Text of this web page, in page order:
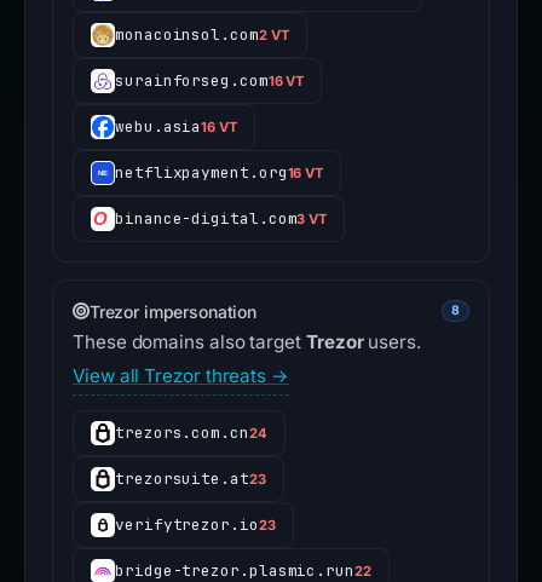
monacoinsol.com2 VT
surainforseg.com16 VT
webu.asia16 VT
netflixpayment.org16 VT
binance-digital.com3 VT
Trezor impersonation 8
These domains also target Trezorusers.
View all Trezor threats →
trezors.com.cn24
trezorsuite.at23
verifytrezor.io23
bridge-trezor.plasmic.run22